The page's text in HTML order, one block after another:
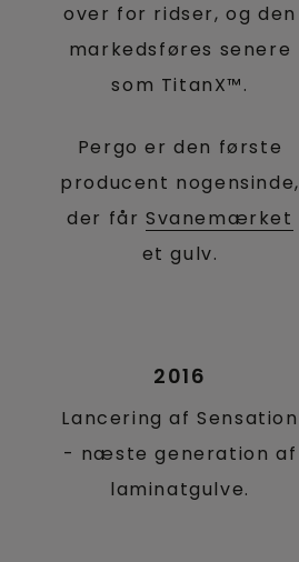
over for ridser, og den
markedsføres senere
som TitanX™.
Pergo er den første
producent nogensinde,
der fårSvanemærket
et gulv.
2016
Lancering af Sensation
- næste generation af
laminatgulve.